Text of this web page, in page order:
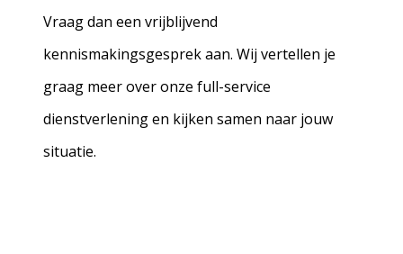
Vraag dan een vrijblijvend
kennismakingsgesprek aan. Wij vertellen je
graag meer over onze full-service
dienstverlening en kijken samen naar jouw
situatie.